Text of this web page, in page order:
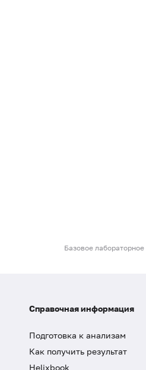
Справочная информация
Подготовка к анализам
Как получить результат
Helixbook